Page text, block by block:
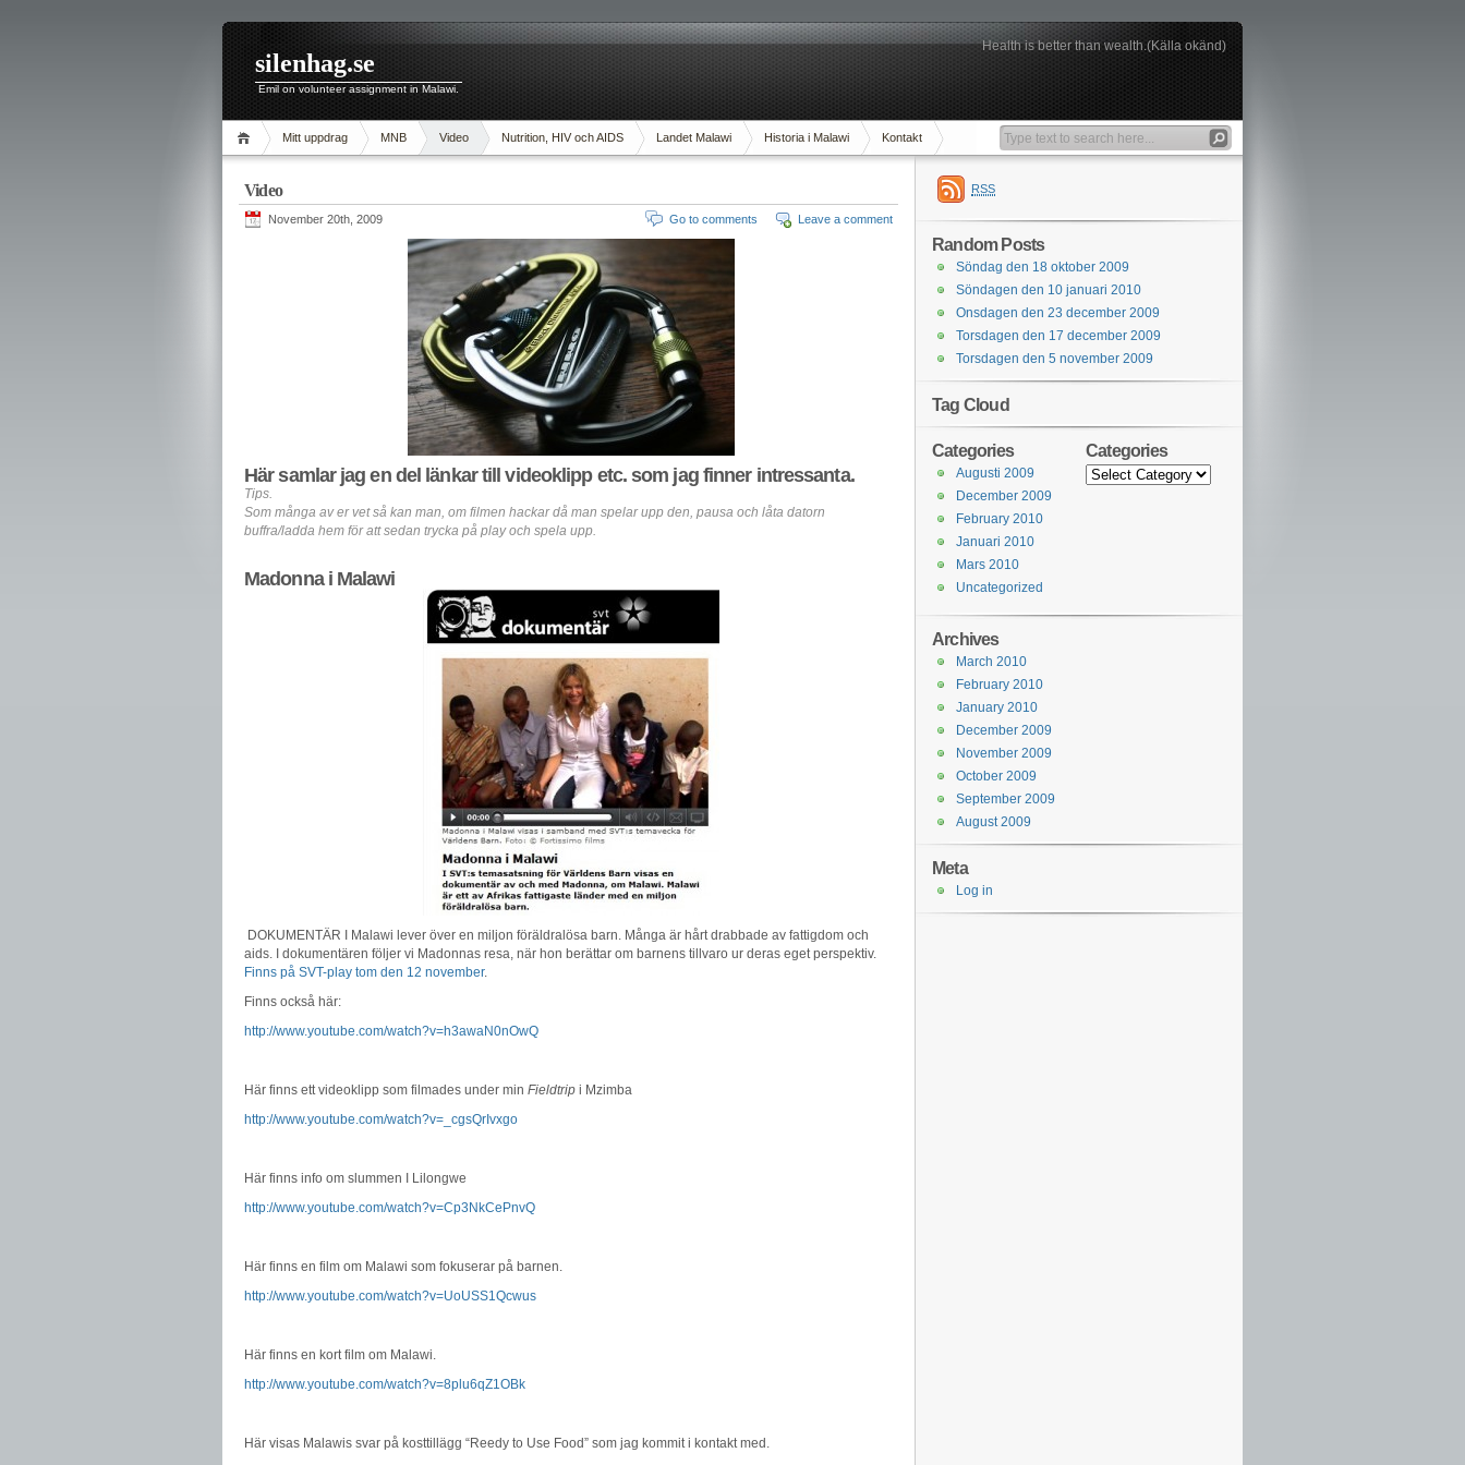
Health is better than wealth.(Källa okänd)
silenhag.se
Emil on volunteer assignment in Malawi.
Mitt uppdrag MNB Video Nutrition, HIV och AIDS Landet Malawi Historia i Malawi Kontakt
Video
November 20th, 2009 Leave a comment
Go to comments
Här samlar jag en del länkar till videoklipp etc. som jag finner intressanta.
Tips.
Som många av er vet så kan man, om filmen hackar då man spelar upp den, pausa och låta datorn
buffra/ladda hem för att sedan trycka på play och spela upp.
Madonna i Malawi
DOKUMENTÄR I Malawi lever över en miljon föräldralösa barn. Många är hårt drabbade av fattigdom och
aids. I dokumentären följer vi Madonnas resa, när hon berättar om barnens tillvaro ur deras eget perspektiv.
Finns på SVT-play tom den 12 november.
Finns också här:
http://www.youtube.com/watch?v=h3awaN0nOwQ
Här finns ett videoklipp som filmades under min Fieldtrip i Mzimba
http://www.youtube.com/watch?v=_cgsQrIvxgo
Här finns info om slummen I Lilongwe
http://www.youtube.com/watch?v=Cp3NkCePnvQ
Här finns en film om Malawi som fokuserar på barnen.
http://www.youtube.com/watch?v=UoUSS1Qcwus
Här finns en kort film om Malawi.
http://www.youtube.com/watch?v=8plu6qZ1OBk
Här visas Malawis svar på kosttillägg “Reedy to Use Food” som jag kommit i kontakt med.
RSS
Random Posts
Söndag den 18 oktober 2009
Söndagen den 10 januari 2010
Onsdagen den 23 december 2009
Torsdagen den 17 december 2009
Torsdagen den 5 november 2009
Tag Cloud
Categories
Categories
Augusti 2009
December 2009
February 2010
Januari 2010
Mars 2010
Uncategorized
Archives
March 2010
February 2010
January 2010
December 2009
November 2009
October 2009
September 2009
August 2009
Meta
Log in